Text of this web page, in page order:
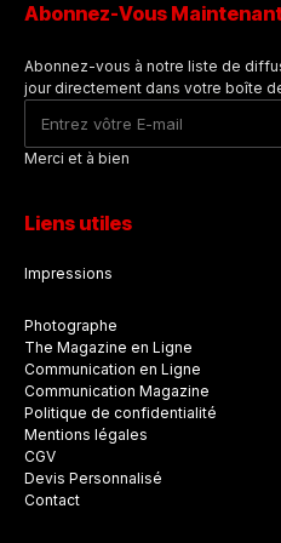
Abonnez-Vous
Abonnez-vous à notre liste de
jour directement dans votre boîte
Merci et à bien
Liens utiles
Impressions
Photographe
The Magazine en Ligne
Communication en Ligne
Communication Magazine
Politique de confidentialité
Mentions légales
CGV
Devis Personnalisé
Contact